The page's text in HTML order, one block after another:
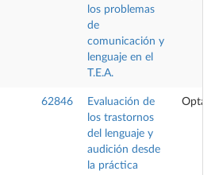
los problemas
de
comunicación y
lenguaje en el
T.E.A.
62846
Evaluación de
los trastornos
del lenguaje y
audición desde
la práctica